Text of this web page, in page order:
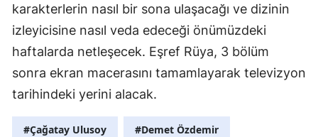
karakterlerin nasıl bir sona ulaşacağı ve dizinin
izleyicisine nasıl veda edeceği önümüzdeki
haftalarda netleşecek. Eşref Rüya, 3 bölüm
sonra ekran macerasını tamamlayarak televizyon
tarihindeki yerini alacak.
#Çağatay Ulusoy #Demet Özdemir